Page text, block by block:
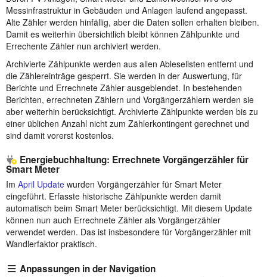
Messinfrastruktur in Gebäuden und Anlagen laufend angepasst.
Alte Zähler werden hinfällig, aber die Daten sollen erhalten bleiben.
Damit es weiterhin übersichtlich bleibt können Zählpunkte und
Errechente Zähler nun archiviert werden.
Archivierte Zählpunkte werden aus allen Ableselisten entfernt und
die Zählereinträge gesperrt. Sie werden in der Auswertung, für
Berichte und Errechnete Zähler ausgeblendet. In bestehenden
Berichten, errechneten Zählern und Vorgängerzählern werden sie
aber weiterhin berücksichtigt. Archivierte Zählpunkte werden bis zu
einer üblichen Anzahl nicht zum Zählerkontingent gerechnet und
sind damit vorerst kostenlos.
Energiebuchhaltung: Errechnete Vorgängerzähler für
Smart Meter
Im April Update wurden Vorgängerzähler für Smart Meter
eingeführt. Erfasste historische Zählpunkte werden damit
automatisch beim Smart Meter berücksichtigt. Mit diesem Update
können nun auch Errechnete Zähler als Vorgängerzähler
verwendet werden. Das ist insbesondere für Vorgängerzähler mit
Wandlerfaktor praktisch.
Anpassungen in der Navigation